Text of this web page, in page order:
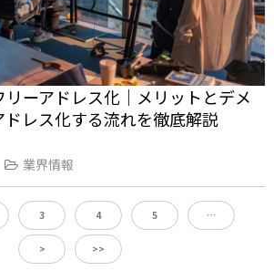
ーアドレス化｜メリットとデメ
ドレス化する流れを徹底解説
業界情報
3 4 5 …
> >>